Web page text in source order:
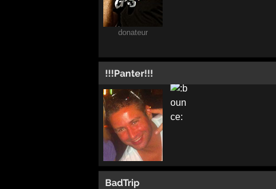
donateur
!!!Panter!!!
BadTrip